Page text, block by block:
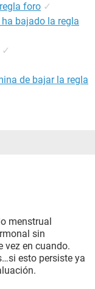
foro ✓
bajado la regla
✓
de bajar la regla
menstrual
sin
vez en cuando.
esto persiste ya